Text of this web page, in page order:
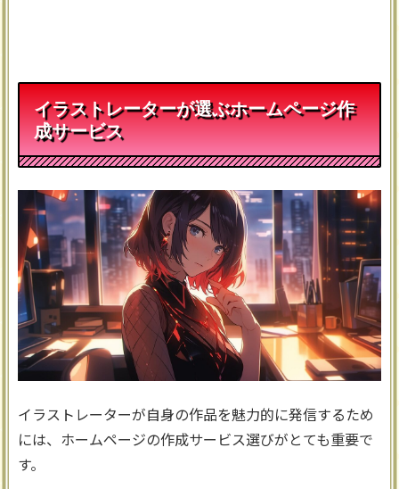
イラストレーターが選ぶホームページ作
成サービス
イラストレーターが自身の作品を魅力的に発信するため
には、ホームページの作成サービス選びがとても重要で
す。